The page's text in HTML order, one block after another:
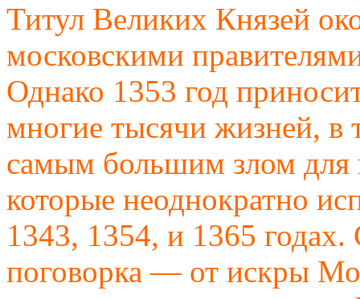
Титул Великих Князей
московскими
Однако 1353 год
многие тысячи жизней, в
самым большим злом для
которые неоднократно
1343, 1354, и 1365 годах.
поговорка — от искры